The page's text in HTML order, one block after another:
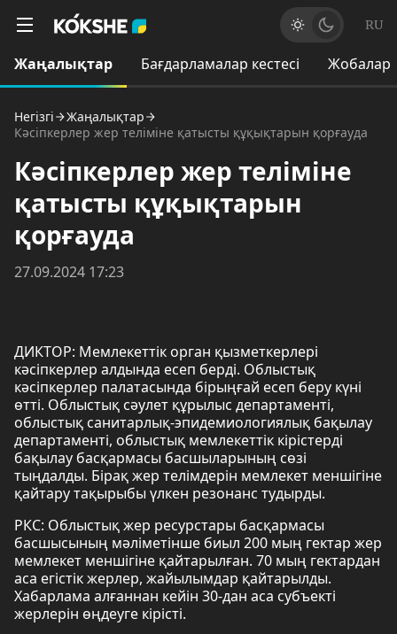
RU
Жаңалықтар Бағдарламалар кестесі Жобалар
Негізгі
Жаңалықтар
Кәсіпкерлер жер теліміне қатысты құқықтарын қорғауда
Кәсіпкерлер жер теліміне
қатысты құқықтарын
қорғауда
27.09.2024 17:23
ДИКТОР: Мемлекеттік орган қызметкерлері
кәсіпкерлер алдында есеп берді. Облыстық
кәсіпкерлер палатасында бірыңғай есеп беру күні
өтті. Облыстық сәулет құрылыс департаменті,
облыстық санитарлық-эпидемиологиялық бақылау
департаменті, облыстық мемлекеттік кірістерді
бақылау басқармасы басшыларының сөзі
тыңдалды. Бірақ жер телімдерін мемлекет меншігіне
қайтару тақырыбы үлкен резонанс тудырды.
РКС: Облыстық жер ресурстары басқармасы
басшысының мәліметінше биыл 200 мың гектар жер
мемлекет меншігіне қайтарылған. 70 мың гектардан
аса егістік жерлер, жайылымдар қайтарылды.
Хабарлама алғаннан кейін 30-дан аса субъекті
жерлерін өңдеуге кірісті.